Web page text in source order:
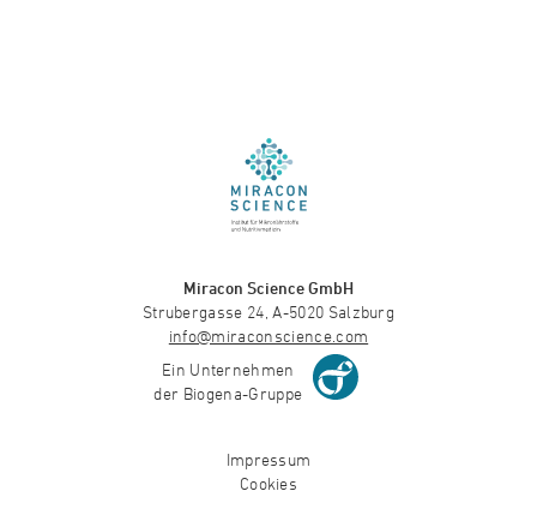
Miracon Science GmbH
Strubergasse 24, A-5020 Salzburg
info@miraconscience.com
Ein Unternehmen
der Biogena-Gruppe
Impressum
Cookies